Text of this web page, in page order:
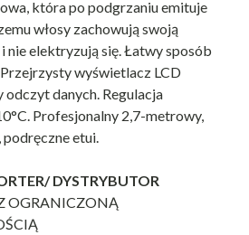
która po podgrzaniu emituje
włosy zachowują swoją
nie elektryzują się. Łatwy sposób
wyświetlacz LCD
odczyt danych. Regulacja
Profesjonalny 2,7-metrowy,
etui.
DYSTRYBUTOR
OGRANICZONĄ